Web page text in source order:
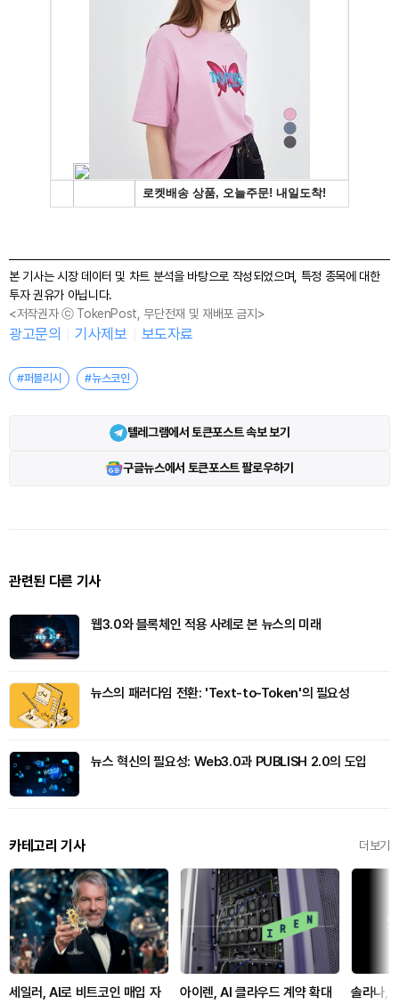
본 기사는 시장 데이터 및 차트 분석을 바탕으로 작성되었으며, 특정 종목에 대한
투자 권유가 아닙니다.
<저작권자 ⓒ TokenPost, 무단전재 및 재배포 금지>
광고문의 기사제보 보도자료
#퍼블리시 #뉴스코인
텔레그램에서 토큰포스트 속보 보기
구글뉴스에서 토큰포스트 팔로우하기
관련된 다른 기사
웹3.0와 블록체인 적용 사례로 본 뉴스의 미래
뉴스의 패러다임 전환: 'Text-to-Token'의 필요성
뉴스 혁신의 필요성: Web3.0과 PUBLISH 2.0의 도입
카테고리 기사 더보기
세일러, AI로 비트코인 매입 자
아이렌, AI 클라우드 계약 확대
솔라나,